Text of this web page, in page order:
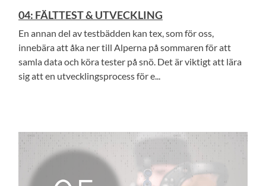
04: FÄLTTEST & UTVECKLING
En annan del av testbädden kan tex, som för oss,
innebära att åka ner till Alperna på sommaren för att
samla data och köra tester på snö. Det är viktigt att lära
sig att en utvecklingsprocess för e...